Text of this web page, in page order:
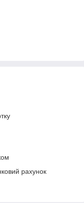
рахунок